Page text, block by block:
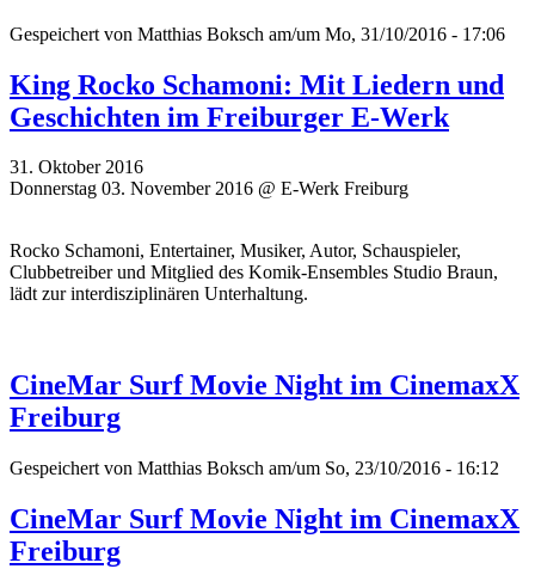
Gespeichert von Matthias Boksch am/um Mo, 31/10/2016 - 17:06
King Rocko Schamoni: Mit Liedern und
Geschichten im Freiburger E-Werk
31. Oktober 2016
Donnerstag 03. November 2016 @ E-Werk Freiburg
Rocko Schamoni, Entertainer, Musiker, Autor, Schauspieler,
Clubbetreiber und Mitglied des Komik-Ensembles Studio Braun,
lädt zur interdisziplinären Unterhaltung.
CineMar Surf Movie Night im CinemaxX
Freiburg
Gespeichert von Matthias Boksch am/um So, 23/10/2016 - 16:12
CineMar Surf Movie Night im CinemaxX
Freiburg